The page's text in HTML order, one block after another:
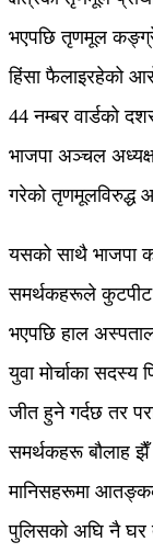
भएपछि तृणमूल
हिंसा फैलाइरहेको
44 नम्बर वार्डको
भाजपा अञ्चल अध्यक्ष
गरेको तृणमूलविरुद्ध
यसको साथै भाजपा
समर्थकहरूले कुटपीट
भएपछि हाल
युवा मोर्चाका सदस्य
जीत हुने गर्दछ तर
समर्थकहरू बौलाह
मानिसहरूमा
पुलिसको अघि नै घर